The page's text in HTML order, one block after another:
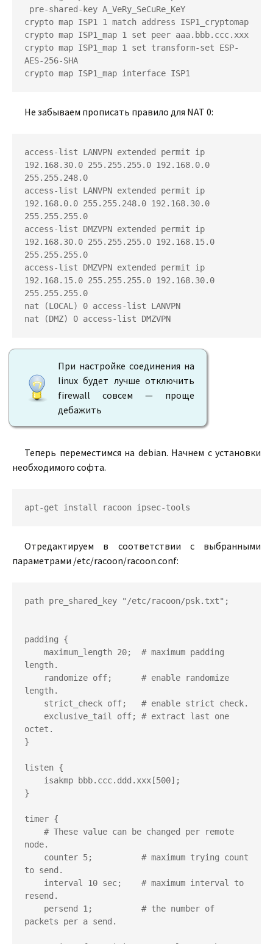
crypto map ISP1 1 match address ISP1_cryptomap
crypto map ISP1_map 1 set peer aaa.bbb.ccc.xxx
crypto map ISP1_map 1 set transform-set ESP-
AES-256-SHA
Не забываем прописать правило для NAT 0:
access-list LANVPN extended permit ip
192.168.30.0 255.255.255.0 192.168.0.0
255.255.248.0
access-list LANVPN extended permit ip
192.168.0.0 255.255.248.0 192.168.30.0
255.255.255.0
access-list DMZVPN extended permit ip
192.168.30.0 255.255.255.0 192.168.15.0
255.255.255.0
access-list DMZVPN extended permit ip
192.168.15.0 255.255.255.0 192.168.30.0
255.255.255.0
nat (LOCAL) 0 access-list LANVPN
При настройке соединения на
linux будет лучше отключить
firewall совсем — проще
дебажить
Теперь переместимся на debian. Начнем с установки
необходимого софта.
Отредактируем в соответствии с выбранными
параметрами /etc/racoon/racoon.conf:
path pre_shared_key "/etc/racoon/psk.txt";
padding {
length.
length.
octet.
}
listen {
}
timer {
node.
to send.
resend.
packets per a send.